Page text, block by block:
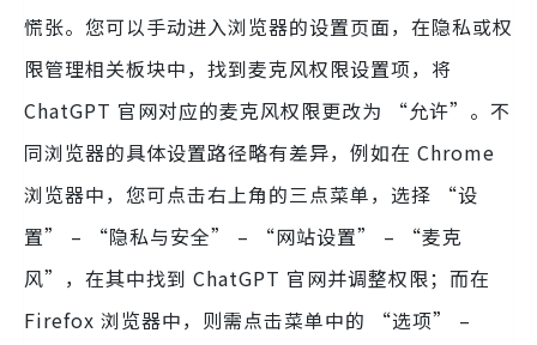
慌张。您可以手动进入浏览器的设置页面，在隐私或权
限管理相关板块中，找到麦克风权限设置项，将
ChatGPT 官网对应的麦克风权限更改为 “允许”。不
同浏览器的具体设置路径略有差异，例如在 Chrome
浏览器中，您可点击右上角的三点菜单，选择 “设
置” – “隐私与安全” – “网站设置” – “麦克
风”，在其中找到 ChatGPT 官网并调整权限；而在
Firefox 浏览器中，则需点击菜单中的 “选项” –